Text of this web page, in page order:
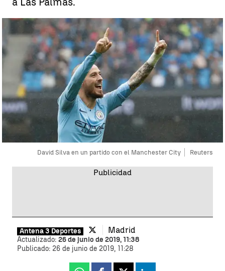
David Silva en un partido con el Manchester City Reuters
Antena 3 Deportes Madrid
Actualizado: 26 de junio de 2019, 11:38
Publicado: 26 de junio de 2019, 11:28